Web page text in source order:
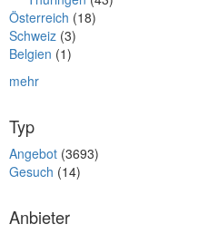
Österreich (18)
Schweiz (3)
Belgien (1)
mehr
Typ
Angebot (3693)
Gesuch (14)
Anbieter